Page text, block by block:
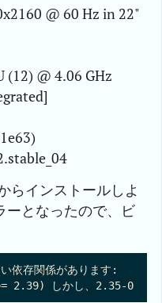
@ 60 Hz in 22"
(12) @ 4.06 GHz
らインストールしよ
ーとなったので、ビ
依存関係があります: